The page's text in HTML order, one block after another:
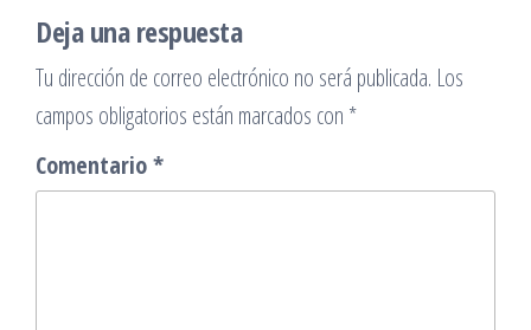
Deja una respuesta
Tu dirección de correo electrónico no será publicada. Los
campos obligatorios están marcados con *
Comentario*